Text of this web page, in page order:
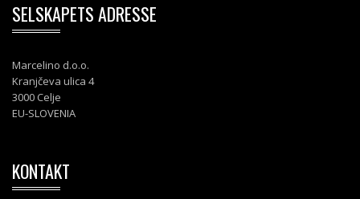
SELSKAPETS ADRESSE
Marcelino d.o.o.
Kranjčeva ulica 4
3000 Celje
EU-SLOVENIA
KONTAKT